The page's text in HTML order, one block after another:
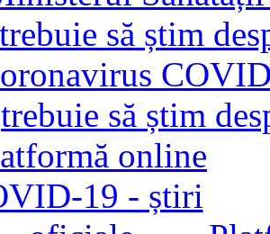
trebuie să știm